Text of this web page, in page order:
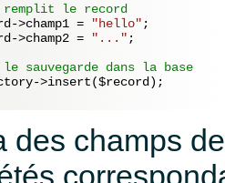
le record
->champ1 = "hello" ;
->champ2 = "..." ;
sauvegarde dans la base
->insert($record );
des champs